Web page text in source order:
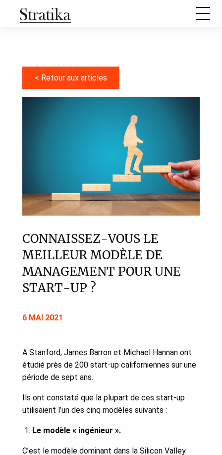
Nos formations
Nos articles
< Retour aux articles
CONNAISSEZ-VOUS LE
MEILLEUR MODÈLE DE
MANAGEMENT POUR UNE
START-UP ?
6 MAI 2021
A Stanford, James Barron et Michael Hannan ont
étudié près de 200 start-up californiennes sur une
période de sept ans.
Ils ont constaté que la plupart de ces start-up
utilisaient l’un des cinq modèles suivants :
Le modèle « ingénieur ».
C’est le modèle dominant dans la Silicon Valley.